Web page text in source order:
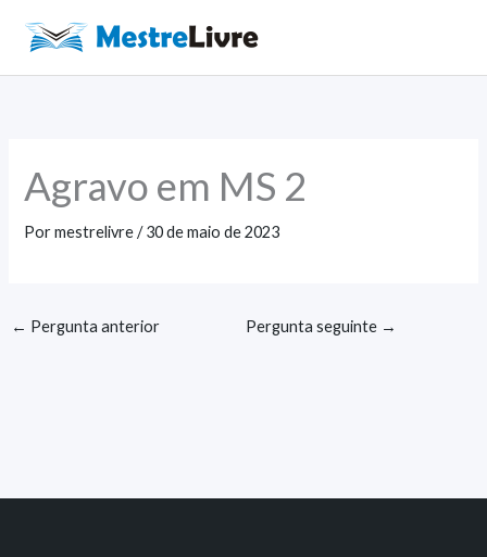
para
o
Agravo em MS 2
Pormestrelivre/30 de maio de 2023
← Pergunta anterior Pergunta seguinte →